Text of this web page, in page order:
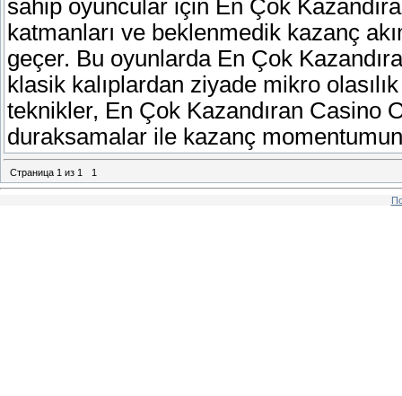
sahip oyuncular için En Çok
katmanları ve beklenmedik kazanç
geçer. Bu oyunlarda En Çok
klasik kalıplardan ziyade mikro
teknikler, En Çok Kazandıran Casino
duraksamalar ile kazanç
Страница 1 из 1 1